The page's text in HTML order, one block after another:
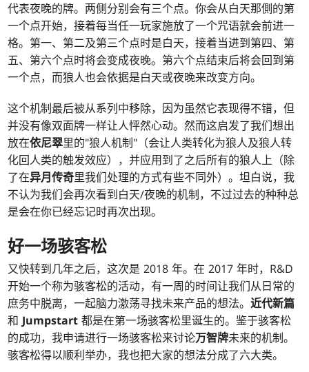
代表夜晚的牌。两侧分别会有三个点。你会从白天那側的第
一个点开始，接着每当任一玩家施放了一个咒语就会前进一
格。第一、第二及第三个点时是白天，接着当进到第四、第
五、第六个点时将会变成夜晚。第六个点结束后将会回到第
一个点，而狼人也会依据是白天或夜晚来改变方向。
这个机制最后被从系列中移除，因为虽然它表现得不错，但
并没有像双面牌一样让人怦然心动。然而这启发了我们想出
放在依尼翠里的"狼人机制"（会让人类转化为狼人及狼人转
化回人类的触发效应），并应用到了之后所有的狼人上（除
了在异月传奇里我们处理的方式有些不同外）。坦白说，我
不认为我们会再次看到白天/夜晚的机制，不过过去的种种总
是会在你已经忘记时再次出现。
好一场骇客松
又快转到几年之后，这次是 2018 年。在 2017 年时，R&D
开始一个称为骇客松的活动，有一周的时间让我们从日常的
庶务中脱离，一起脑力激荡寻找未来产品的想法。近代新篇
和 Jumpstart都是在第一场骇客松里诞生的。鉴于骇客松
的成功，我申请进行一场骇客松来讨论万智牌未来的机制。
骇客松得以顺利举办，我也把大家的想法分成了六大类。